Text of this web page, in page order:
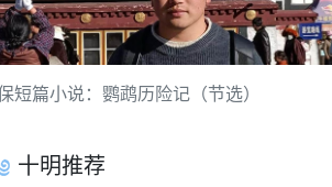
短篇小说：鹦鹉历险记（节选）
十明推荐